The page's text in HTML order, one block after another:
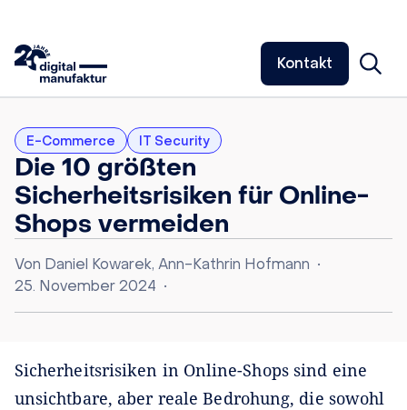
Kontakt
E-Commerce IT Security
Die 10 größten
Sicherheitsrisiken für Online-
Shops vermeiden
Von Daniel Kowarek, Ann-Kathrin Hofmann •
25. November 2024 •
Sicherheitsrisiken in Online-Shops sind eine
unsichtbare, aber reale Bedrohung, die sowohl